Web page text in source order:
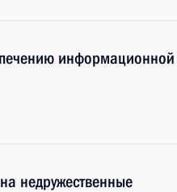
информационной
недружественные